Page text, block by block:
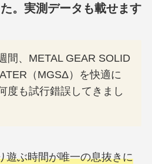
。実測データも載せます
間、METAL GEAR SOLID
（MGSΔ）を快適に
度も試行錯誤してきまし
遊ぶ時間が唯一の息抜きに